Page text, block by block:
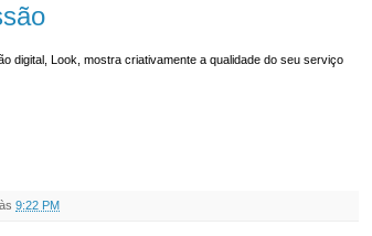
digital, Look , mostra criativamente a qualidade do seu serviço
às 9:22 PM